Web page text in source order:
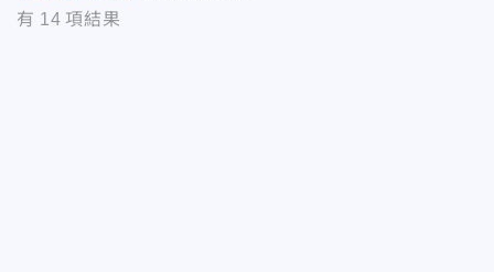
有 14 項結果